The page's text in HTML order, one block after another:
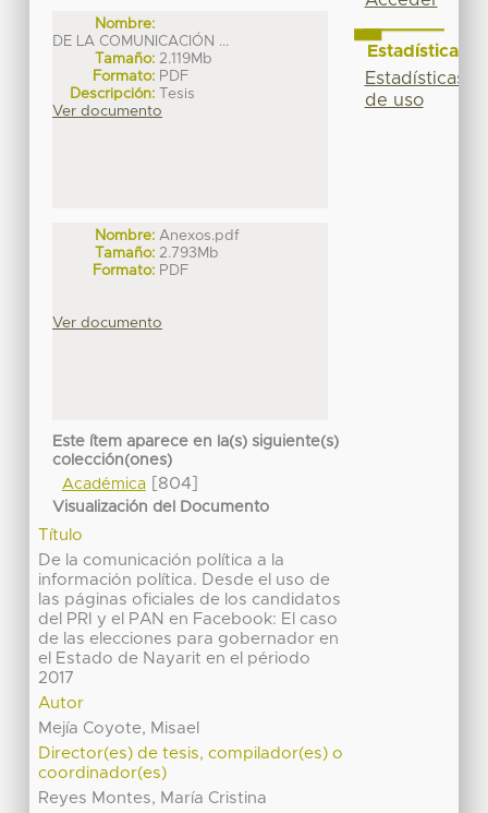
Nombre:
DE LA COMUNICACIÓN ...
Tamaño: 2.119Mb
Formato: PDF
Descripción: Tesis
Ver documento
Nombre: Anexos.pdf
Tamaño: 2.793Mb
Formato: PDF
Ver documento
Este ítem aparece en la(s) siguiente(s)
colección(ones)
Académica[804]
Visualización del Documento
Título
De la comunicación política a la
información política. Desde el uso de
las páginas oficiales de los candidatos
del PRI y el PAN en Facebook: El caso
de las elecciones para gobernador en
el Estado de Nayarit en el périodo
2017
Autor
Mejía Coyote, Misael
Director(es) de tesis, compilador(es) o
coordinador(es)
Reyes Montes, María Cristina
Estadísticas
Estadísticas
de uso